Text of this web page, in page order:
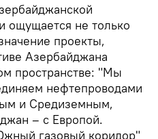
ощущается не только
проекты,
Азербайджана
пространстве: "Мы
нефтепроводами
и Средиземным,
– с Европой.
газовый коридор"